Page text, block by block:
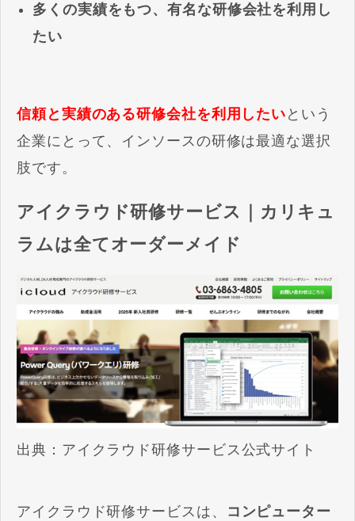
多くの実績をもつ、有名な研修会社を利用し
たい
信頼と実績のある研修会社を利用したい という
企業にとって、インソースの研修は最適な選択
肢です。
アイクラウド研修サービス｜カリキュ
ラムは全てオーダーメイド
出典： アイクラウド研修サービス公式サイト
アイクラウド研修サービスは、
コンピューター